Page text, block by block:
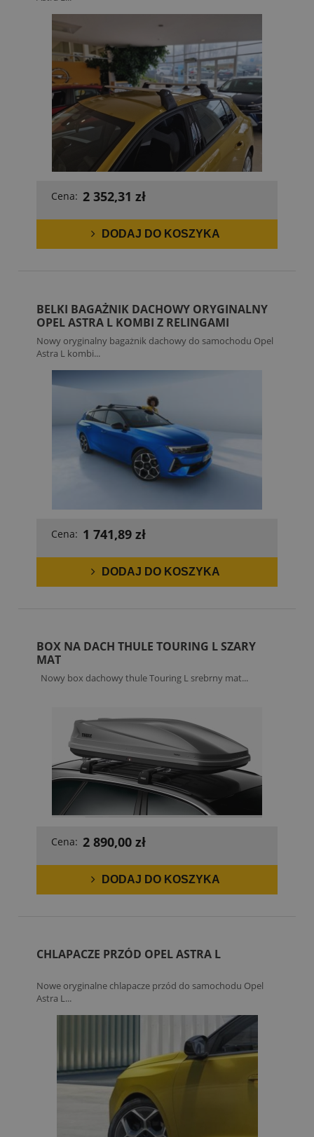
Cena: 2 352,31 zł
DODAJ DO KOSZYKA
BELKI BAGAŻNIK DACHOWY ORYGINALNY
OPEL ASTRA L KOMBI Z RELINGAMI
Nowy oryginalny bagażnik dachowy do samochodu Opel
Astra L kombi...
Cena: 1 741,89 zł
DODAJ DO KOSZYKA
BOX NA DACH THULE TOURING L SZARY
MAT
Nowy box dachowy thule Touring L srebrny mat...
Cena: 2 890,00 zł
DODAJ DO KOSZYKA
CHLAPACZE PRZÓD OPEL ASTRA L
Nowe oryginalne chlapacze przód do samochodu Opel
Astra L...